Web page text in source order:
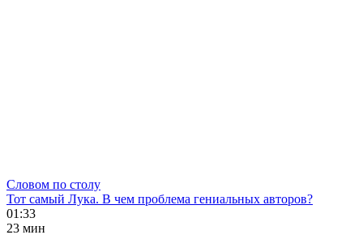
Словом по столу
Тот самый Лука. В чем проблема гениальных авторов?
01:33
23 мин